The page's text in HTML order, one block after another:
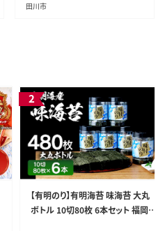
田川市
【有明のり】有明海苔 味海苔 大丸
ボトル 10切80枚 6本セット 福岡有